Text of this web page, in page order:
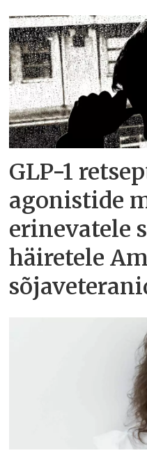
GLP-1
agonistide
erinevatele
häiretele